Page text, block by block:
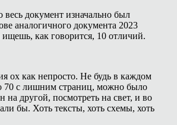
весь документ изначально был
аналогичного документа 2023
как говорится, 10 отличий.
ох как непросто. Не будь в каждом
70 с лишним страниц, можно было
на другой, посмотреть на свет, и во
бы. Хоть тексты, хоть схемы, хоть